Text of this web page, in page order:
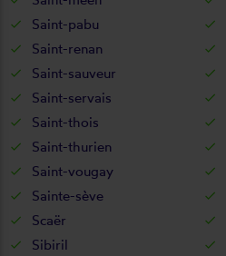
Saint-pabu
Saint-renan
Saint-sauveur
Saint-servais
Saint-thois
Saint-thurien
Saint-vougay
Sainte-sève
Scaër
Sibiril